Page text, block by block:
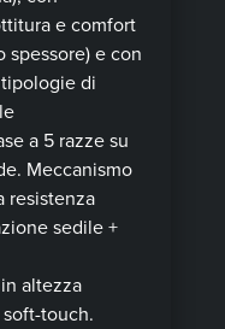
e comfort
spessore) e con
di
a 5 razze su
Meccanismo
resistenza
sedile +
altezza
touch.